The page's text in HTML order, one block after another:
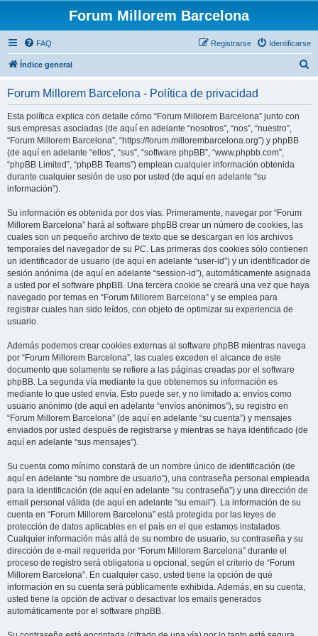
Forum Millorem Barcelona
FAQ Identificarse
Registrarse
Índice general
Forum Millorem Barcelona - Política de privacidad
Esta política explica con detalle cómo “Forum Millorem Barcelona” junto con
sus empresas asociadas (de aquí en adelante “nosotros”, “nos”, “nuestro”,
“Forum Millorem Barcelona”, “https://forum.millorembarcelona.org”) y phpBB
(de aquí en adelante “ellos”, “sus”, “software phpBB”, “www.phpbb.com”,
“phpBB Limited”, “phpBB Teams”) emplean cualquier información obtenida
durante cualquier sesión de uso por usted (de aquí en adelante “su
información”).
Su información es obtenida por dos vías. Primeramente, navegar por “Forum
Millorem Barcelona” hará al software phpBB crear un número de cookies, las
cuales son un pequeño archivo de texto que se descargan en los archivos
temporales del navegador de su PC. Las primeras dos cookies sólo contienen
un identificador de usuario (de aquí en adelante “user-id”) y un identificador de
sesión anónima (de aquí en adelante “session-id”), automáticamente asignada
a usted por el software phpBB. Una tercera cookie se creará una vez que haya
navegado por temas en “Forum Millorem Barcelona” y se emplea para
registrar cuales han sido leídos, con objeto de optimizar su experiencia de
usuario.
Además podemos crear cookies externas al software phpBB mientras navega
por “Forum Millorem Barcelona”, las cuales exceden el alcance de este
documento que solamente se refiere a las páginas creadas por el software
phpBB. La segunda vía mediante la que obtenemos su información es
mediante lo que usted envía. Esto puede ser, y no limitado a: envíos como
usuario anónimo (de aquí en adelante “envíos anónimos”), su registro en
“Forum Millorem Barcelona” (de aquí en adelante “su cuenta”) y mensajes
enviados por usted después de registrarse y mientras se haya identificado (de
aquí en adelante “sus mensajes”).
Su cuenta como mínimo constará de un nombre único de identificación (de
aquí en adelante “su nombre de usuario”), una contraseña personal empleada
para la identificación (de aquí en adelante “su contraseña”) y una dirección de
email personal válida (de aquí en adelante “su email”). La información de su
cuenta en “Forum Millorem Barcelona” está protegida por las leyes de
protección de datos aplicables en el país en el que estamos instalados.
Cualquier información más allá de su nombre de usuario, su contraseña y su
dirección de e-mail requerida por “Forum Millorem Barcelona” durante el
proceso de registro será obligatoria u opcional, según el criterio de “Forum
Millorem Barcelona”. En cualquier caso, usted tiene la opción de qué
información en su cuenta será públicamente exhibida. Además, en su cuenta,
usted tiene la opción de activar o desactivar los emails generados
automáticamente por el software phpBB.